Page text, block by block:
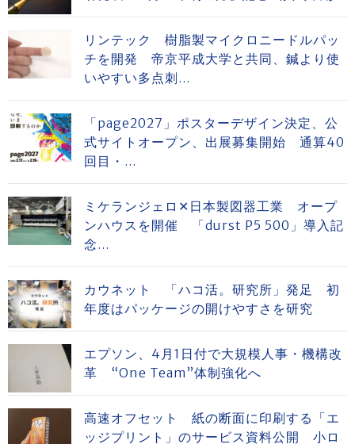
リンテック 樹脂製マイクロニードルパッ
チを開発 帝京平成大学と共同、鍼より使
いやすい多点刺...
「page2027」ポスターデザイン決定、公
式サイトオープン、出展募集開始 通算40
回目・...
ミケランジェロ✕日本製図器工業 オープ
ンハウスを開催 「durst P5 500」導入記
念...
カウネット 「ハコ活。研究所」発足 初
年度はパッケージの開けやすさを研究
エプソン、4月1日付で大規模人事・機構改
革 “One Team”体制強化へ
高速オフセット 紙の断面に印刷する「エ
ッジプリント」のサービス資料公開 小ロ